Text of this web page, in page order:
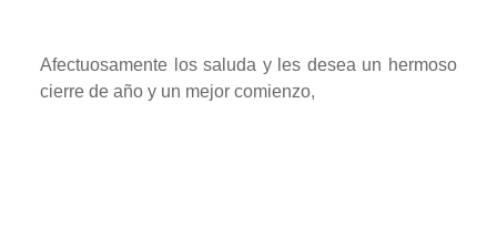
Afectuosamente los saluda y les desea un hermoso
cierre de año y un mejor comienzo,